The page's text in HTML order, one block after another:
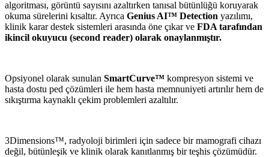
algoritması, görüntü sayısını azaltırken tanısal bütünlüğü koruyarak
okuma sürelerini kısaltır. Ayrıca Genius AI™ Detection yazılımı,
klinik karar destek sistemleri arasında öne çıkar ve FDA tarafından
ikincil okuyucu (second reader) olarak onaylanmıştır.
Opsiyonel olarak sunulan SmartCurve™ kompresyon sistemi ve
hasta dostu ped çözümleri ile hem hasta memnuniyeti artırılır hem de
sıkıştırma kaynaklı çekim problemleri azaltılır.
3Dimensions™, radyoloji birimleri için sadece bir mamografi cihazı
değil, bütünleşik ve klinik olarak kanıtlanmış bir teşhis çözümüdür.